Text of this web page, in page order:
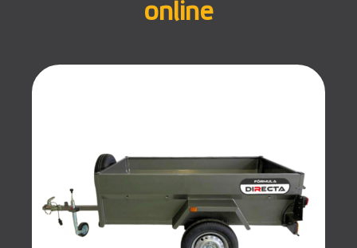
online